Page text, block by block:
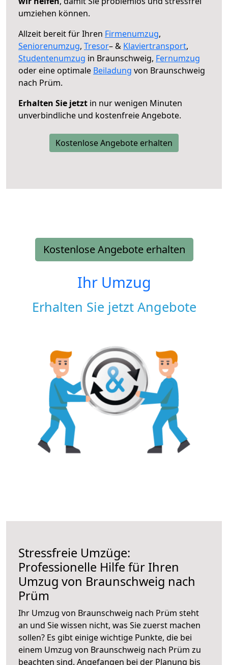
umziehen können.
Allzeit bereit für Ihren Firmenumzug,
Seniorenumzug, Tresor– & Klaviertransport,
Studentenumzug in Braunschweig, Fernumzug
oder eine optimale Beiladung von Braunschweig
nach Prüm.
Erhalten Sie jetzt in nur wenigen Minuten
unverbindliche und kostenfreie Angebote.
Kostenlose Angebote erhalten
Kostenlose Angebote erhalten
Ihr Umzug
Erhalten Sie jetzt Angebote
Stressfreie Umzüge:
Professionelle Hilfe für Ihren
Umzug von Braunschweig nach
Prüm
Ihr Umzug von Braunschweig nach Prüm steht
an und Sie wissen nicht, was Sie zuerst machen
sollen? Es gibt einige wichtige Punkte, die bei
einem Umzug von Braunschweig nach Prüm zu
beachten sind. Angefangen bei der Planung bis